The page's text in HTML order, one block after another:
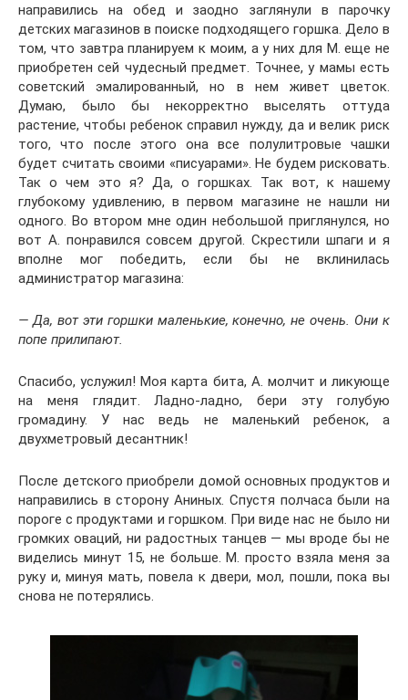
направились на обед и заодно заглянули в парочку
детских магазинов в поиске подходящего горшка. Дело в
том, что завтра планируем к моим, а у них для М. еще не
приобретен сей чудесный предмет. Точнее, у мамы есть
советский эмалированный, но в нем живет цветок.
Думаю, было бы некорректно выселять оттуда
растение, чтобы ребенок справил нужду, да и велик риск
того, что после этого она все полулитровые чашки
будет считать своими «писуарами». Не будем рисковать.
Так о чем это я? Да, о горшках. Так вот, к нашему
глубокому удивлению, в первом магазине не нашли ни
одного. Во втором мне один небольшой приглянулся, но
вот А. понравился совсем другой. Скрестили шпаги и я
вполне мог победить, если бы не вклинилась
администратор магазина:
— Да, вот эти горшки маленькие, конечно, не очень. Они к
попе прилипают.
Спасибо, услужил! Моя карта бита, А. молчит и ликующе
на меня глядит. Ладно-ладно, бери эту голубую
громадину. У нас ведь не маленький ребенок, а
двухметровый десантник!
После детского приобрели домой основных продуктов и
направились в сторону Аниных. Спустя полчаса были на
пороге с продуктами и горшком. При виде нас не было ни
громких оваций, ни радостных танцев — мы вроде бы не
виделись минут 15, не больше. М. просто взяла меня за
руку и, минуя мать, повела к двери, мол, пошли, пока вы
снова не потерялись.